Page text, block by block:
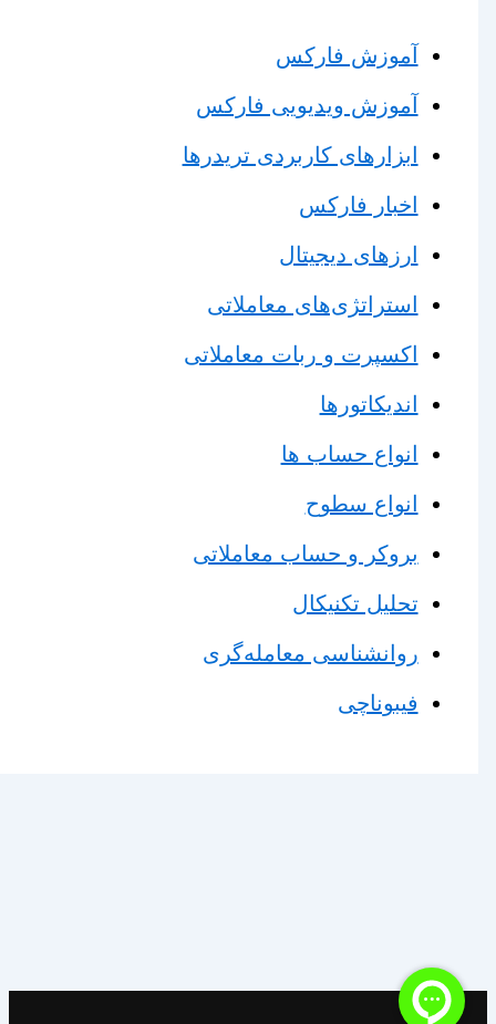
آموزش فارکس
آموزش ویدیویی فارکس
ابزارهای کاربردی تریدرها
اخبار فارکس
ارزهای دیجیتال
استراتژی‌های معاملاتی
اکسپرت و ربات معاملاتی
اندیکاتورها
انواع حساب ها
انواع سطوح
بروکر و حساب معاملاتی
تحلیل تکنیکال
روانشناسی معامله‌گری
فیبوناچی